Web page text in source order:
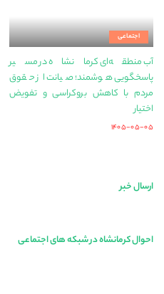
اجتماعی
آب منطقه‌ای کرمانشاه در مسیر
پاسخگویی هوشمند؛ صیانت از حقوق
مردم با کاهش بروکراسی و تفویض
اختیار
۱۴۰۵-۰۵-۰۵
ارسال خبر
احوال کرمانشاه در شبکه های اجتماعی